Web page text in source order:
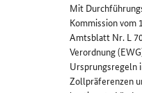
Mit
Kommission vom
Amtsblatt Nr. L
Verordnung
Ursprungsregeln
Zollpräferenzen